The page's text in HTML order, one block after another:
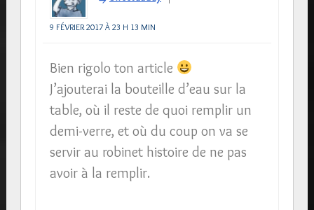
9 FÉVRIER 2017 À 23 H 13 MIN
Bien rigolo ton article
J’ajouterai la bouteille d’eau sur la
table, où il reste de quoi remplir un
demi-verre, et où du coup on va se
servir au robinet histoire de ne pas
avoir à la remplir.